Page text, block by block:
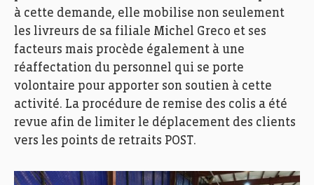
à cette demande, elle mobilise non seulement
les livreurs de sa filiale Michel Greco et ses
facteurs mais procède également à une
réaffectation du personnel qui se porte
volontaire pour apporter son soutien à cette
activité. La procédure de remise des colis a été
revue afin de limiter le déplacement des clients
vers les points de retraits POST.